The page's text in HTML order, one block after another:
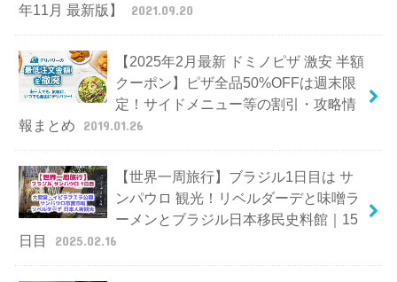
年11月 最新版】
2021.09.20
【2025年2月最新 ドミノピザ 激安 半額
クーポン】ピザ全品50%OFFは週末限
定！サイドメニュー等の割引・攻略情
報まとめ
2019.01.26
【世界一周旅行】ブラジル1日目は サ
ンパウロ 観光！リベルダーデと味噌ラ
ーメンとブラジル日本移民史料館｜15
日目
2025.02.16